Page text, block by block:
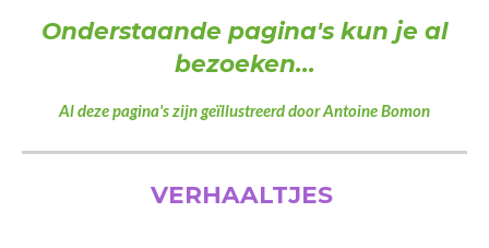
Onderstaande pagina's kun je al
bezoeken...
Al deze pagina's zijn geïllustreerd door Antoine Bomon
VERHAALTJES